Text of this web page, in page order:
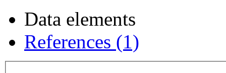
Data elements
References (1)